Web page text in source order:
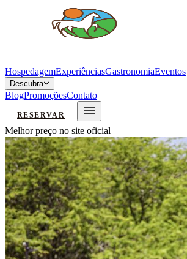
HospedagemExperiênciasGastronomiaEventos
Descubra
BlogPromoçõesContato
RESERVAR
Melhor preço no site oficial